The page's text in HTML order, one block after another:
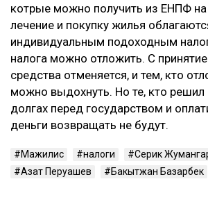
котрые можно получить из ЕНПФ на
лечение и покупку жилья
индивидуальным подоходным
налога можно отложить. С
средства отменяется, и тем, кто
можно выдохнуть. Но те, кто решил
долгах перед государством и
деньги возвращать не будут.
Мажилис налоги
Серик
Азат Перуашев
Бакытжан Базарбек